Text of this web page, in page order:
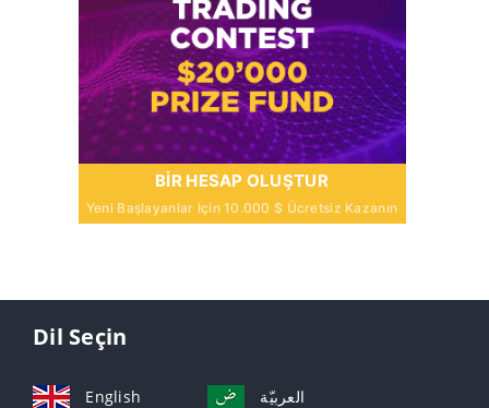
BIR HESAP OLUŞTUR
Yeni Başlayanlar Için 10.000 $ Ücretsiz Kazanın
Dil Seçin
English العربيّة